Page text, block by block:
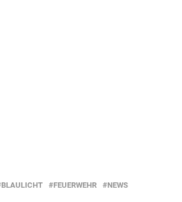
BLAULICHT FEUERWEHR NEWS